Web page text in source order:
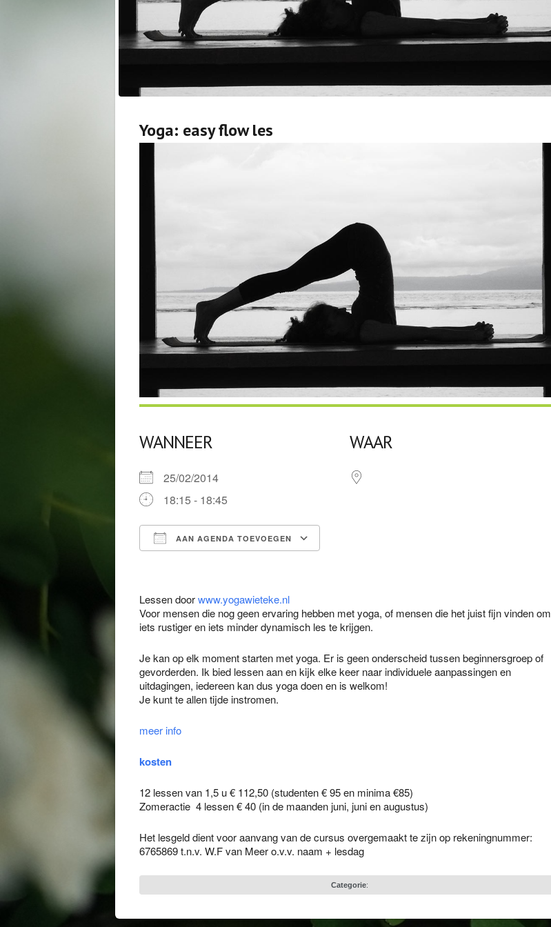
Yoga: easy flow les
WANNEER
25/02/2014
18:15 - 18:45
AAN AGENDA TOEVOEGEN
WAAR
Lessen doorwww.yogawieteke.nl
Voor mensen die nog geen ervaring hebben met yoga, of mensen die het juist fijn vinden om
iets rustiger en iets minder dynamisch les te krijgen.
Je kan op elk moment starten met yoga. Er is geen onderscheid tussen beginnersgroep of
gevorderden. Ik bied lessen aan en kijk elke keer naar individuele aanpassingen en
uitdagingen, iedereen kan dus yoga doen en is welkom!
Je kunt te allen tijde instromen.
meer info
kosten
12 lessen van 1,5 u € 112,50 (studenten € 95 en minima €85)
Zomeractie 4 lessen € 40 (in de maanden juni, juni en augustus)
Het lesgeld dient voor aanvang van de cursus overgemaakt te zijn op rekeningnummer:
6765869 t.n.v. W.F van Meer o.v.v. naam + lesdag
Categorie: